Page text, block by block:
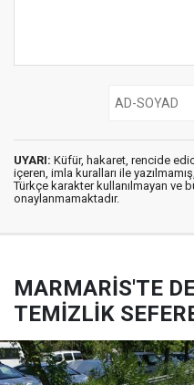
UYARI: Küfür, hakaret, rencide
içeren, imla kuralları ile yazılmamış,
Türkçe karakter kullanılmayan ve
onaylanmamaktadır.
MARMARİS'TE
TEMİZLİK